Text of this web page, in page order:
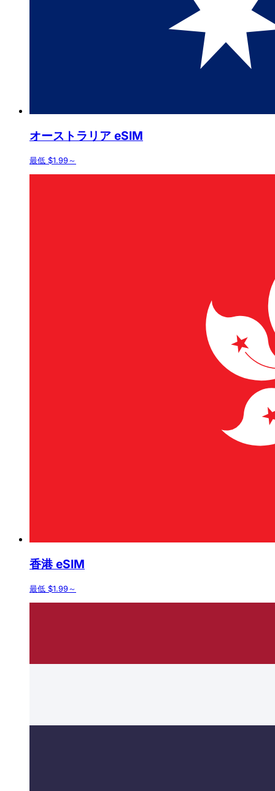
オーストラリア eSIM
最低 $1.99～
香港 eSIM
最低 $1.99～